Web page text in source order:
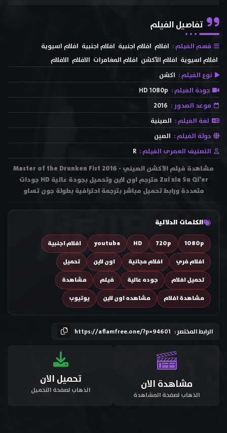
تفاصيل الفيلم
قسم الفيلم : افلام افلام اجنبية افلام اجنبية افلام اسيوية
افلام اسيوية افلام الأكشن افلام المغامرات الافلام الافلام
نوع الفيلم : اكشن
جودة الفيلم : HD 1080p
موعد الصدور : 2016
لغة الفيلم : الصينية
دولة الفيلم : الصين
التصنيف العمرى الفيلم : R
مشاهدة فيلم الأكشن الصيني Master of the Drunken Fist 2016 -
Zui xia Su Qi'er مترجم اون لاين وتحميل بجودة عالية HD جودات
متعددة ورابط تحميل مباشر بترجمة احترافية بطولة جون تساو
الكلمات الدلالية
1080p
720p
HD
youtube
افلام اجنبية
افلام فري
افلام مجانية اون لاين
تحميل
تحميل افلام
جوده عالية فيلم
مشاهدة
مشاهدة افلام
مشاهده اون لاين يوتيوب
الرابط المختصر : https://aflamfree.one/?p=94601
مشاهدة الان
الذهاب لصفحة المشاهدة
تحميل الان
الذهاب لصفحة التحميل